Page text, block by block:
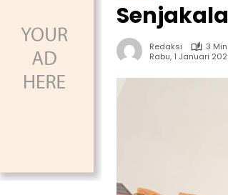
Redaksi
3
Rabu, 1 Januari